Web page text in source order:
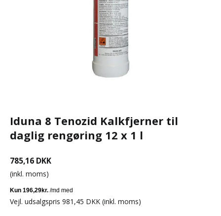
Iduna 8 Tenozid Kalkfjerner til
daglig rengøring 12 x 1 l
785,16 DKK
(inkl. moms)
Vejl. udsalgspris 981,45 DKK (inkl. moms)